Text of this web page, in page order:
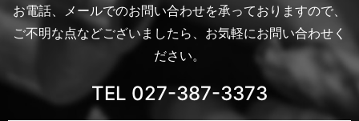
お電話、メールでのお問い合わせを承っておりますので、
ご不明な点などございましたら、お気軽にお問い合わせく
ださい。
TEL 027-387-3373